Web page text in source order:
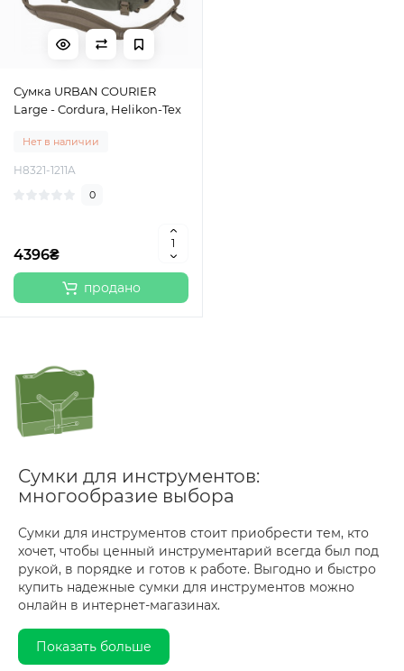
Сумка URBAN COURIER
Large - Cordura, Helikon-Tex
Нет в наличии
H8321-1211A
0
4396₴
продано
Сумки для инструментов:
многообразие выбора
Сумки для инструментов стоит приобрести тем, кто
хочет, чтобы ценный инструментарий всегда был под
рукой, в порядке и готов к работе. Выгодно и быстро
купить надежные сумки для инструментов можно
онлайн в интернет-магазинах.
Современные сумки для инструментов наделены
массой преимуществ, поскольку они:
Показать больше